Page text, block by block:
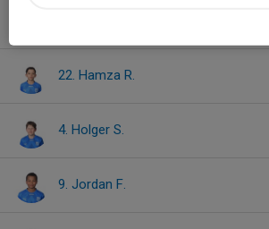
22. Hamza R.
4. Holger S.
9. Jordan F.